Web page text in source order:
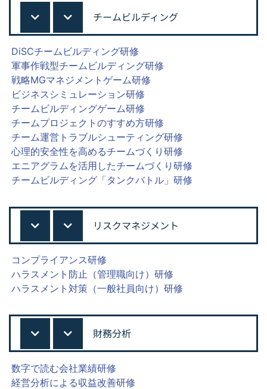
チームビルディング
DiSCチームビルディング研修
軍事作戦型チームビルディング研修
戦略MGマネジメントゲーム研修
ビジネスシミュレーション研修
チームビルディングゲーム研修
チームプロジェクトのすすめ方研修
チーム運営トラブルシューティング研修
心理的安全性を高めるチームづくり研修
エニアグラムを活用したチームづくり研修
チームビルディング「タンクバトル」研修
リスクマネジメント
コンプライアンス研修
ハラスメント防止（管理職向け）研修
ハラスメント対策（一般社員向け）研修
財務分析
数字で読む会社業績研修
経営分析による収益改善研修